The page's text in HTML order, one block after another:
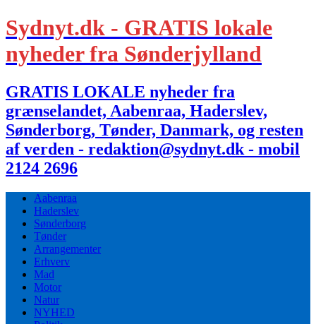
Sydnyt.dk - GRATIS lokale
nyheder fra Sønderjylland
GRATIS LOKALE nyheder fra
grænselandet, Aabenraa, Haderslev,
Sønderborg, Tønder, Danmark, og resten
af verden - redaktion@sydnyt.dk - mobil
2124 2696
Aabenraa
Haderslev
Sønderborg
Tønder
Arrangementer
Erhverv
Mad
Motor
Natur
NYHED